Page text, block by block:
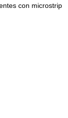
con microstrip